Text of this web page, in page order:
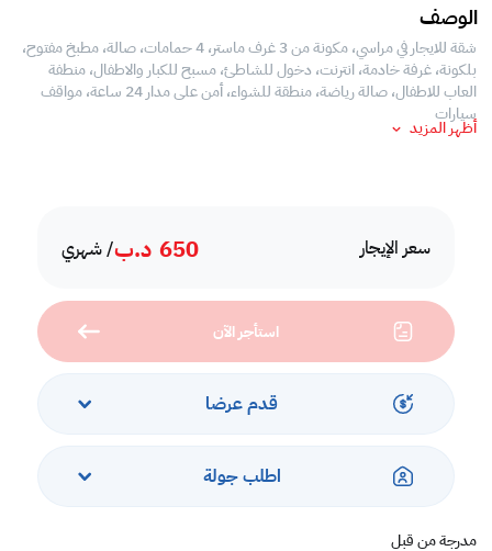
سعر الإيجار 650 د.ب/ شهري
استأجر الآن
قدم عرضا
اطلب جولة
مدرجة من قبل
الوصف
شقة للايجار في مراسي، مكونة من 3 غرف ماستر، 4 حمامات، صالة، مطبخ مفتوح،
بلكونة، غرفة خادمة، انترنت، دخول للشاطئ، مسبح للكبار والاطفال، منطفة
العاب للاطفال، صالة رياضة، منطقة للشواء، أمن على مدار 24 ساعة، مواقف
سيارات
أظهر المزيد